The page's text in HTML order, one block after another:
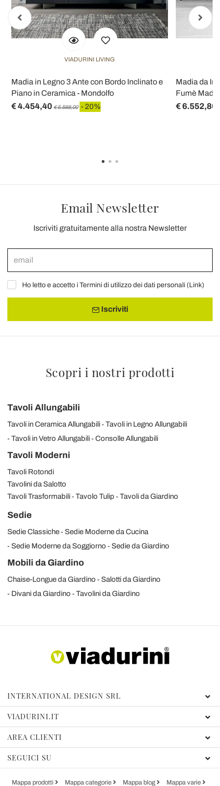
VIADURINI LIVING
Madia in Legno 3 Ante con Bordo Inclinato e
Piano in Ceramica - Mondolfo
€ 4.454,40 € 5.568,00 - 20%
Madia da
Fumè Made
€ 6.552,80
Email Newsletter
Iscriviti gratuitamente alla nostra Newsletter
Ho letto e accetto i Termini di utilizzo dei dati personali (Link)
Iscriviti
Scopri i nostri prodotti
Tavoli Allungabili
Tavoli in Ceramica Allungabili
Tavoli in Legno Allungabili
Tavoli in Vetro Allungabili
Consolle Allungabili
Tavoli Moderni
Tavoli Rotondi
Tavolini da Salotto
Tavoli Trasformabili
Tavolo Tulip Tavoli da Giardino
Sedie
Sedie Classiche
Sedie Moderne da Cucina
Sedie Moderne da Soggiorno
Sedie da Giardino
Mobili da Giardino
Chaise-Longue da Giardino
Salotti da Giardino
Divani da Giardino
Tavolini da Giardino
INTERNATIONAL DESIGN SRL
VIADURINI.IT
AREA CLIENTI
SEGUICI SU
Mappa prodotti Mappa categorie Mappa blog Mappa varie